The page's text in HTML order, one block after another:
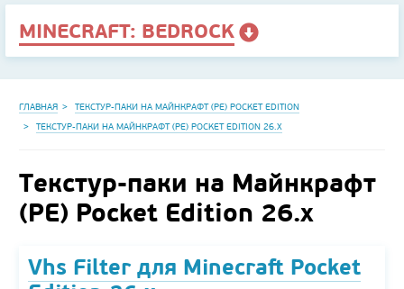
MINECRAFT: BEDROCK
ГЛАВНАЯ
ТЕКСТУР-ПАКИ НА МАЙНКРАФТ (PE) POCKET EDITION
ТЕКСТУР-ПАКИ НА МАЙНКРАФТ (PE) POCKET EDITION 26.X
Текстур-паки на Майнкрафт
(PE) Pocket Edition 26.x
Vhs Filter для Minecraft Pocket